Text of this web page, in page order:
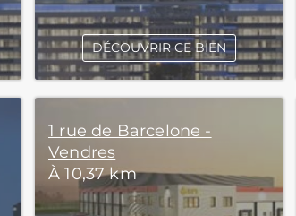
DÉCOUVRIR CE BIEN
1 rue de Barcelone -
Vendres
À 10,37 km